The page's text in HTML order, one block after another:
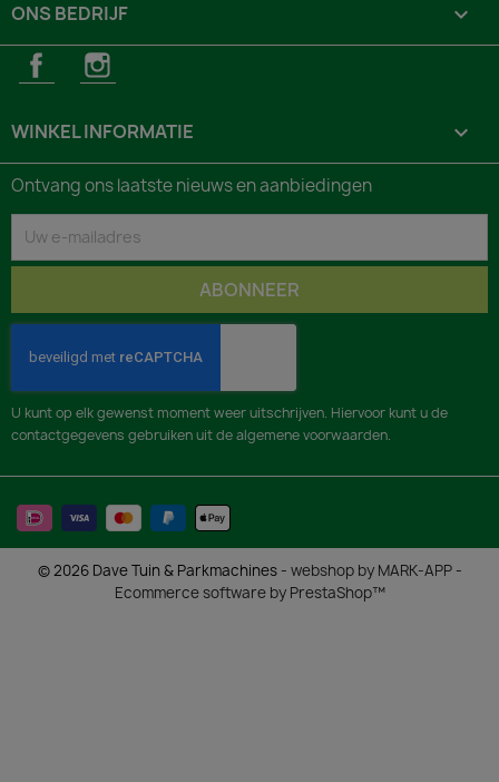
ONS BEDRIJF 
FacebookInstagram
WINKEL INFORMATIE keyboard_arrow_down
Ontvang ons laatste nieuws en aanbiedingen
U kunt op elk gewenst moment weer uitschrijven. Hiervoor kunt u de
contactgegevens gebruiken uit de algemene voorwaarden.
© 2026 Dave Tuin & Parkmachines - webshop by MARK-APP-
Ecommerce software by PrestaShop™